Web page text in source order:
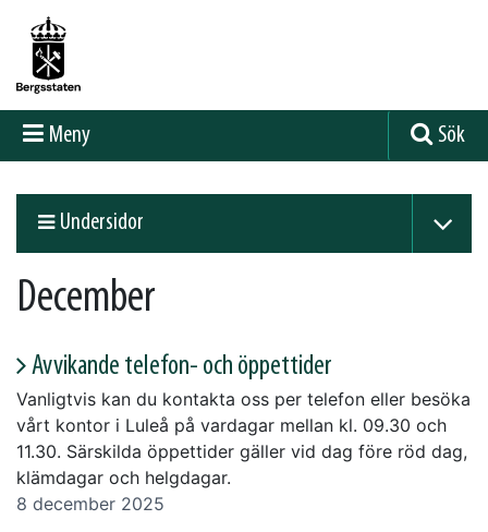
Meny Sök
Undersidor
December
Avvikande telefon- och öppettider
Vanligtvis kan du kontakta oss per telefon eller besöka
vårt kontor i Luleå på vardagar mellan kl. 09.30 och
11.30. Särskilda öppettider gäller vid dag före röd dag,
klämdagar och helgdagar.
8 december 2025